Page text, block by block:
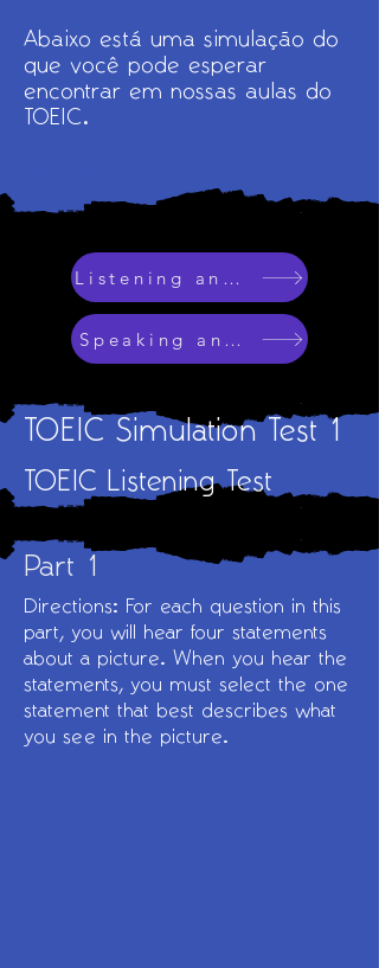
Abaixo está uma simulação do
que você pode esperar
encontrar em nossas aulas do
TOEIC.
Listening and Reading
Speaking and Writing
TOEIC Simulation Test 1
TOEIC Listening Test
Part 1
Directions: For each question in this
part, you will hear four statements
about a picture. When you hear the
statements, you must select the one
statement that best describes what
you see in the picture.